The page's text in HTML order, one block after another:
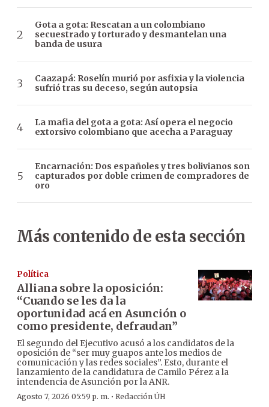
Gota a gota: Rescatan a un colombiano
secuestrado y torturado y desmantelan una
banda de usura
Caazapá: Roselín murió por asfixia y la violencia
sufrió tras su deceso, según autopsia
La mafia del gota a gota: Así opera el negocio
extorsivo colombiano que acecha a Paraguay
Encarnación: Dos españoles y tres bolivianos son
capturados por doble crimen de compradores de
oro
Más contenido de esta sección
Política
Alliana sobre la oposición:
“Cuando se les da la
oportunidad acá en Asunción o
como presidente, defraudan”
El segundo del Ejecutivo acusó a los candidatos de la
oposición de “ser muy guapos ante los medios de
comunicación y las redes sociales”. Esto, durante el
lanzamiento de la candidatura de Camilo Pérez a la
intendencia de Asunción por la ANR.
Agosto 7, 2026 05:59 p. m. · Redacción ÚH